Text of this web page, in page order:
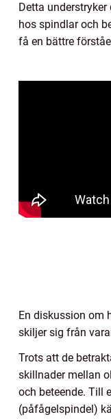
Detta
hos spindlar och
få en bättre
En diskussion om
skiljer sig från
Trots att de
skillnader mellan
och beteende. Till
(påfågelspindel)